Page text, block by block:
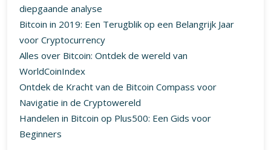
WorldCoinIndex
Ontdek de Kracht van de Bitcoin Compass voor
Navigatie in de Cryptowereld
Handelen in Bitcoin op Plus500: Een Gids voor
Beginners